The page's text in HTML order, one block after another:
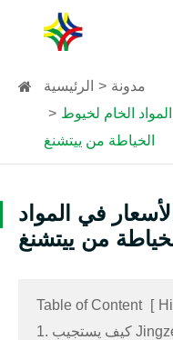
الرئيسية
مدونة
الخام لخيوط
الخياطة من ييتشنغ
في المواد
من ييتشنغ
Table of Content [
1. كيف يستجيب Jingze لارتفاع أسعار المواد الخام